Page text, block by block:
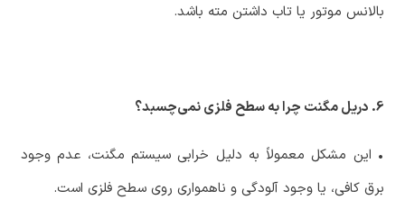
بالانس موتور یا تاب داشتن مته باشد.
6. دریل مگنت چرا به سطح فلزی نمی‌چسبد؟
‏• این مشکل معمولاً به دلیل خرابی سیستم مگنت، عدم وجود
برق کافی، یا وجود آلودگی و ناهمواری روی سطح فلزی است.